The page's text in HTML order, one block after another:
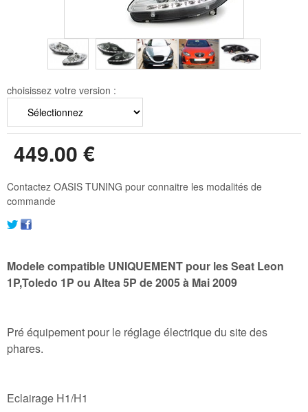
choisissez votre version :
449.00 €
Contactez OASIS TUNING pour connaitre les modalités de
commande
Modele compatible UNIQUEMENT pour les Seat Leon
1P,Toledo 1P ou Altea 5P de 2005 à Mai 2009
Pré équipement pour le réglage électrique du site des
phares.
Eclairage H1/H1